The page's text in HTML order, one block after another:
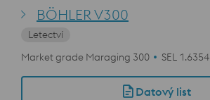
BÖHLER V300
Letectví
Market grade Maraging 300
SEL 1.6354
Datový list